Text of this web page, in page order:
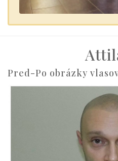
Pred-Po obrázky